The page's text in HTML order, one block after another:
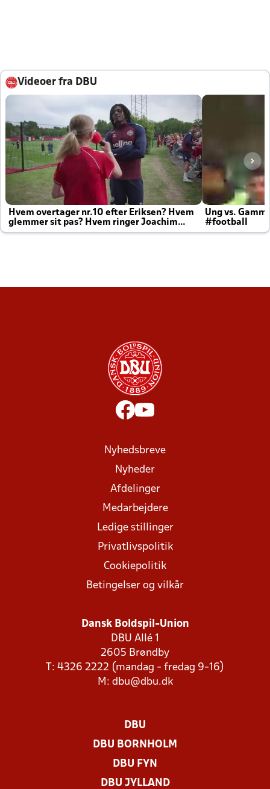
Videoer fra DBU
Hvem overtager nr.10 efter Eriksen? Hvem
glemmer sit pas? Hvem ringer Joachim
altid til efter kampe?
Ung vs.
#football
Nyhedsbreve
Nyheder
Afdelinger
Medarbejdere
Ledige stillinger
Privatlivspolitik
Cookiepolitik
Betingelser og vilkår
Dansk Boldspil-Union
DBU Allé 1
2605 Brøndby
T: 4326 2222 (mandag - fredag 9-16)
M: dbu@dbu.dk
DBU
DBU BORNHOLM
DBU FYN
DBU JYLLAND